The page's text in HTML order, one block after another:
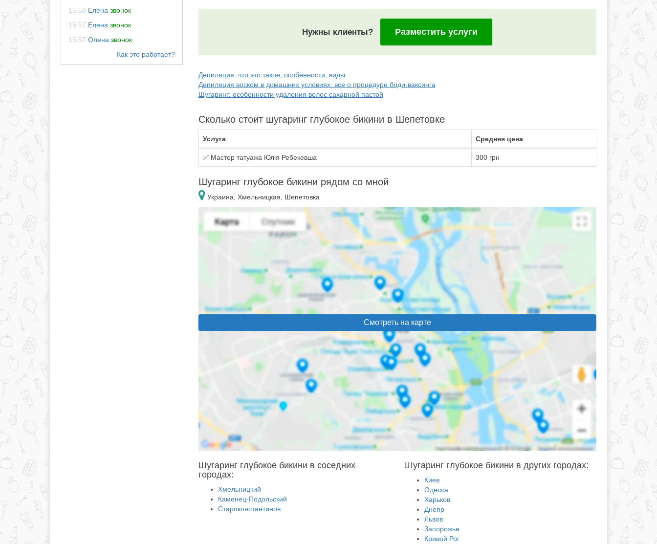
15:58 Елена звонок
15:57 Елена звонок
15:57 Олена звонок
Нужны клиенты? Разместить услуги
Депиляция: что это такое, особенности, виды
Депиляция воском в домашних условиях: все о процедуре боди-ваксинга
Шугаринг: особенности удаления волос сахарной пастой
Сколько стоит шугаринг глубокое бикини в Шепетовке
Услуга Средняя цена
✅ Мастер татуажа Юлія Ребекевша 300 грн
Шугаринг глубокое бикини рядом со мной
Украина, Хмельницкая, Шепетовка
Смотреть на карте
Шугаринг глубокое бикини в соседних
городах:
Хмельницкий
Каменец-Подольский
Староконстантинов
Шугаринг глубокое бикини в других городах:
Киев
Одесса
Харьков
Днепр
Львов
Запорожье
Кривой Рог